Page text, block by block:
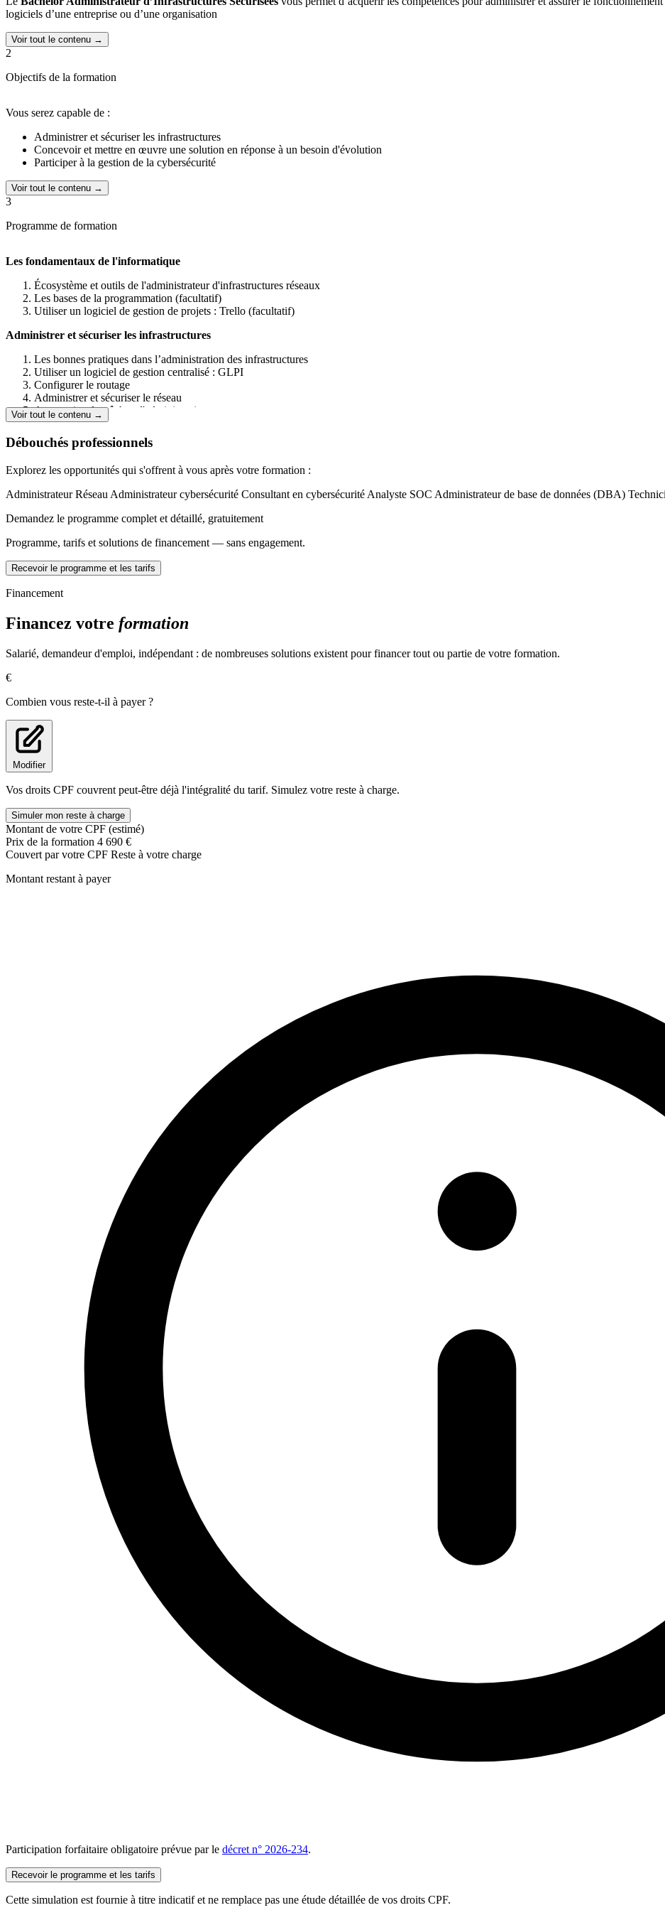
logiciels d’une entreprise ou d’une organisation
Voir tout le contenu →
2
Objectifs de la formation
Vous serez capable de :
Administrer et sécuriser les infrastructures
Concevoir et mettre en œuvre une solution en réponse à un besoin d'évolution
Participer à la gestion de la cybersécurité
Voir tout le contenu →
3
Programme de formation
Les fondamentaux de l'informatique
Écosystème et outils de l'administrateur d'infrastructures réseaux
Les bases de la programmation (facultatif)
Utiliser un logiciel de gestion de projets : Trello (facultatif)
Administrer et sécuriser les infrastructures
Les bonnes pratiques dans l’administration des infrastructures
Utiliser un logiciel de gestion centralisé : GLPI
Configurer le routage
Administrer et sécuriser le réseau
Automatiser les tâches d'administration
Administrer et sécuriser les systèmes
Les bases des serveurs virtualisés
Administrer et sécuriser une infrastructure de serveurs virtualisée
Proposer une solution informatique répondant à des besoins nouveaux
Les bases de la supervision
Superviser la disponibilité de l’infrastructure et en présenter les résultats
Mesurer les performances et la disponibilité de l’infrastructure
Participer à la gestion de la cybersécurité
Les bases de la cybersécurité
Participer à la mesure et à l’analyse du niveau de sécurité de l’infrastructure
Participer à l’élaboration et à la mise en œuvre de la politique de sécurité
Participer à la détection et au traitement des incidents de sécurité
Voir tout le contenu →
Débouchés professionnels
Explorez les opportunités qui s'offrent à vous après votre formation :
Administrateur Réseau Administrateur cybersécurité Consultant en cybersécurité Analyste SOC Administrateur de base de données (DBA)
Demandez le programme complet et détaillé, gratuitement
Programme, tarifs et solutions de financement — sans engagement.
Recevoir le programme et les tarifs
Financement
Financez votre formation
Salarié, demandeur d'emploi, indépendant : de nombreuses solutions existent pour financer tout ou partie de votre formation.
€
Combien vous reste-t-il à payer ?
Modifier
Vos droits CPF couvrent peut-être déjà l'intégralité du tarif. Simulez votre reste à charge.
Simuler mon reste à charge
Montant de votre CPF (estimé)
Prix de la formation 4 690 €
Couvert par votre CPF Reste à votre charge
Montant restant à payer
Participation forfaitaire obligatoire prévue par le décret n° 2026-234.
Recevoir le programme et les tarifs
Cette simulation est fournie à titre indicatif et ne remplace pas une étude détaillée de vos droits CPF.